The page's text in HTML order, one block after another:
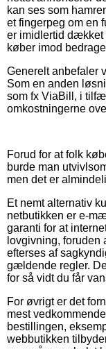
kan ses som
et fingerpeg om en
er imidlertid dækket
køber imod
Generelt anbefaler
Som en anden
som fx ViaBill, i
omkostningerne
Forud for at folk
burde man
men det er
Et nemt alternativ
netbutikken er e-
garanti for at
lovgivning,
efterses af
gældende regler.
for så vidt du får
For øvrigt er det
mest
bestillingen,
webbutikken